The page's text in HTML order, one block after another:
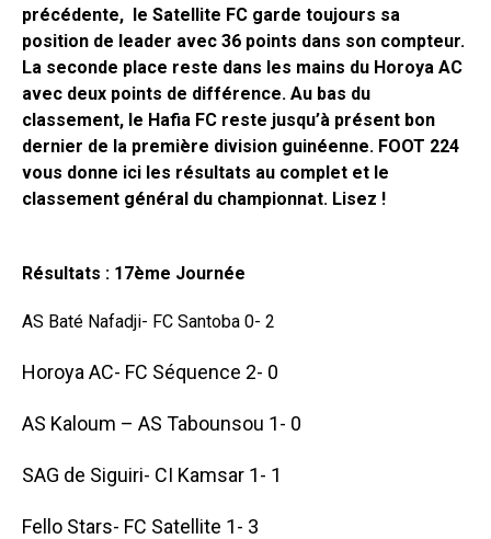
précédente, le Satellite FC garde toujours sa
position de leader avec 36 points dans son compteur.
La seconde place reste dans les mains du Horoya AC
avec deux points de différence. Au bas du
classement, le Hafia FC reste jusqu’à présent bon
dernier de la première division guinéenne. FOOT 224
vous donne ici les résultats au complet et le
classement général du championnat. Lisez !
Résultats : 17ème Journée
AS Baté Nafadji- FC Santoba 0- 2
Horoya AC- FC Séquence 2- 0
AS Kaloum – AS Tabounsou 1- 0
SAG de Siguiri- CI Kamsar 1- 1
Fello Stars- FC Satellite 1- 3